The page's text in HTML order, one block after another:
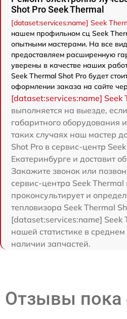
Shot Pro Seek Thermal
[dataset:services:name] Seek
нашем профильном сц Seek
опытными мастерами. На все
предоставляем расширенную
уверены в качестве наших
Seek Thermal Shot Pro будет
оформлении заказа на сайте
[dataset:services:name] Seek
выполняется на выезде,
габаритного оборудования
таких случаях наш мастер
Shot Pro в сервис-центр
Екатеринбурге и доставит
Закажите звонок или
сервис-центра Seek Thermal
проконсультирует и
тепловизора Seek Thermal
[dataset:services:name] Seek
нашей статистике в
наличии запчастей.
Отзывы пока